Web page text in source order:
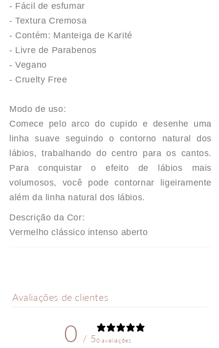
-
NINA
MAKEUP
-
NINA
MAKEUP
- Fácil de esfumar
- Textura Cremosa
- Contém: Manteiga de Karité
- Livre de Parabenos
- Vegano
- Cruelty Free
Modo de uso:
Comece pelo arco do cupido e desenhe uma
linha suave seguindo o contorno natural dos
lábios, trabalhando do centro para os cantos.
Para conquistar o efeito de lábios mais
volumosos, você pode contornar ligeiramente
além da linha natural dos lábios.
Descrição da Cor:
Vermelho clássico intenso aberto
Avaliações de clientes
0 / 50 avaliações